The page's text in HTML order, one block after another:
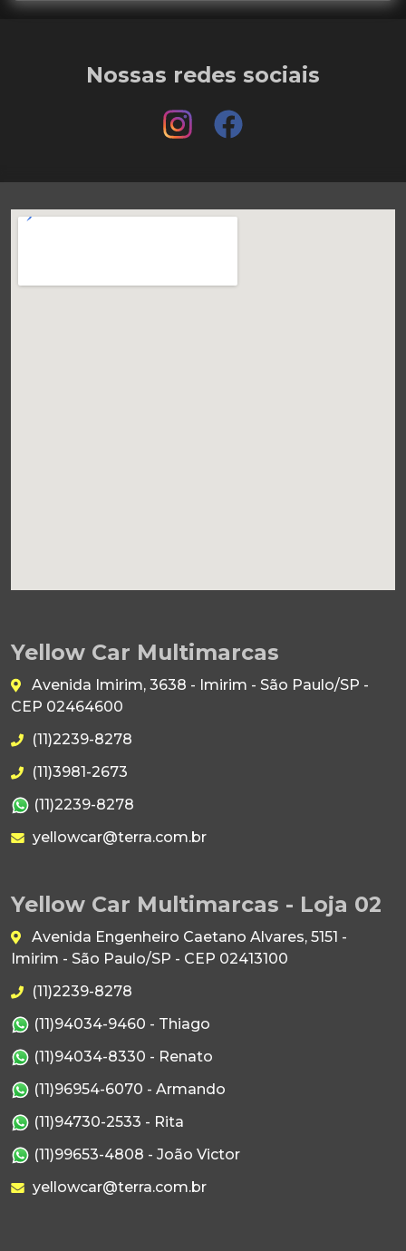
Nossas redes sociais
Yellow Car Multimarcas
Avenida Imirim, 3638 - Imirim - São Paulo/SP -
CEP 02464600
(11)2239-8278
(11)3981-2673
(11)2239-8278
yellowcar@terra.com.br
Yellow Car Multimarcas - Loja 02
Avenida Engenheiro Caetano Alvares, 5151 -
Imirim - São Paulo/SP - CEP 02413100
(11)2239-8278
(11)94034-9460 - Thiago
(11)94034-8330 - Renato
(11)96954-6070 - Armando
(11)94730-2533 - Rita
(11)99653-4808 - João Victor
yellowcar@terra.com.br